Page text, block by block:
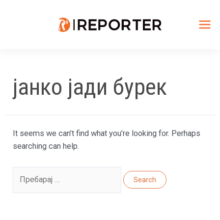
јанко јади бурек
It seems we can’t find what you’re looking for. Perhaps
searching can help.